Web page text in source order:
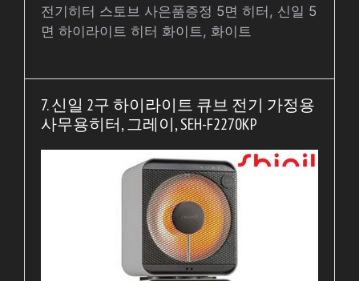
전기히터 스토브 사은품증정 5면 히터, 신일 5
면 하이라이트 히터 화이트, 화이트
7. 신일 2구 하이라이트 큐브 전기 가정용
사무용히터, 그레이, SEH-F2270KP